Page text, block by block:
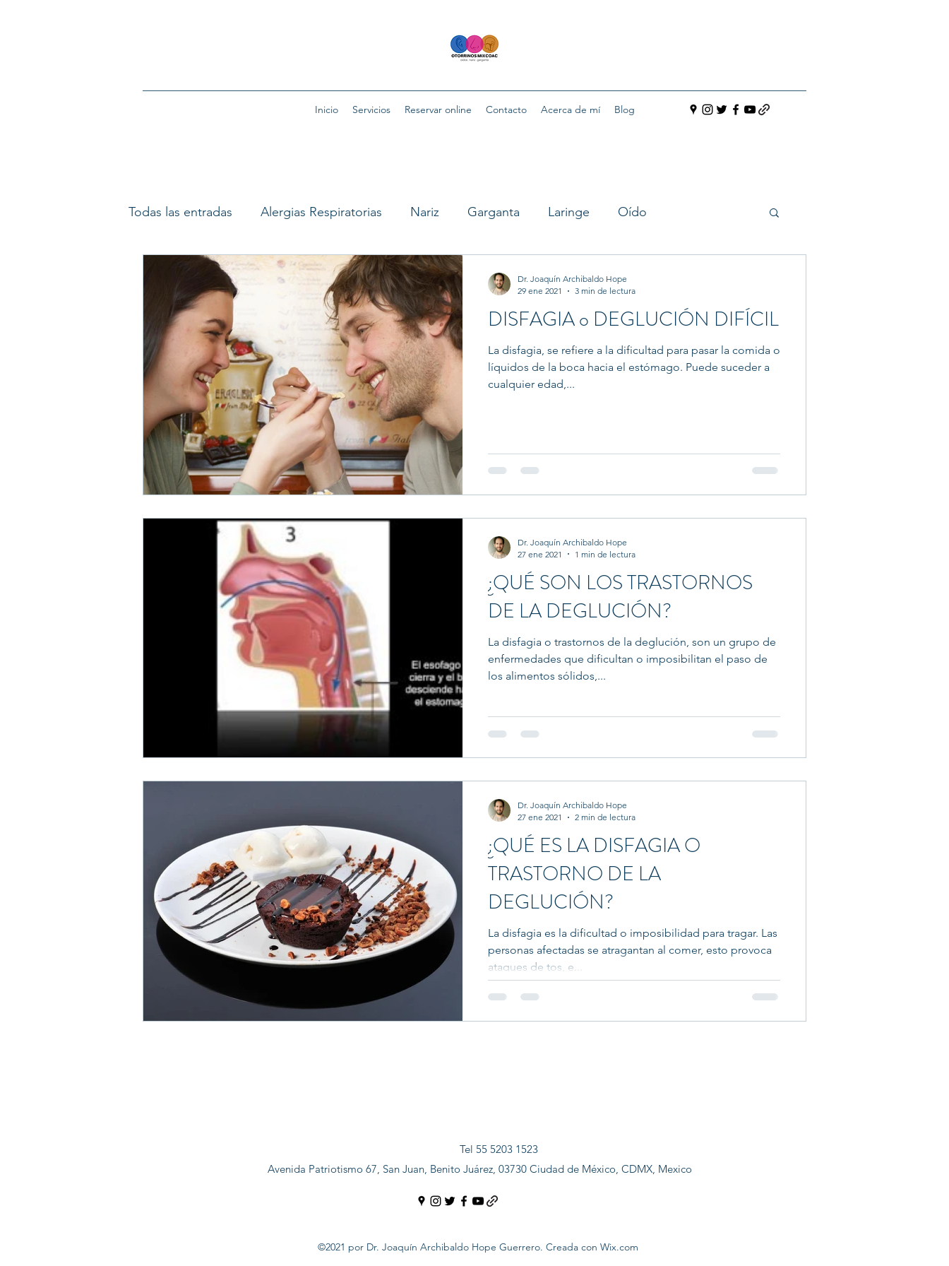
Inicio Servicios Reservar online Contacto Acerca de mí Blog
Todas las entradas Alergias Respiratorias Nariz Garganta Laringe Oído
Ronquido y Apnea
DISFAGIA o DEGLUCIÓN DIFÍCIL
La disfagia, se refiere a la dificultad para pasar la comida o
líquidos de la boca hacia el estómago. Puede suceder a
cualquier edad,...
Dr. Joaquín Archibaldo Hope
29 ene 2021
3 min de lectura
¿QUÉ SON LOS TRASTORNOS
DE LA DEGLUCIÓN?
La disfagia o trastornos de la deglución, son un grupo de
enfermedades que dificultan o imposibilitan el paso de
los alimentos sólidos,...
Dr. Joaquín Archibaldo Hope
27 ene 2021
1 min de lectura
¿QUÉ ES LA DISFAGIA O
TRASTORNO DE LA
DEGLUCIÓN?
La disfagia es la dificultad o imposibilidad para tragar. Las
personas afectadas se atragantan al comer, esto provoca
ataques de tos, e...
Dr. Joaquín Archibaldo Hope
27 ene 2021
2 min de lectura
Tel 55 5203 1523
Avenida Patriotismo 67, San Juan, Benito Juárez, 03730 Ciudad de México, CDMX, Mexico
©2021 por Dr. Joaquín Archibaldo Hope Guerrero. Creada con Wix.com